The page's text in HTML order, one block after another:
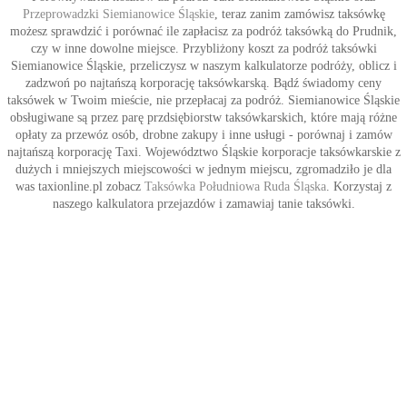
Przeprowadzki Siemianowice Śląskie, teraz zanim zamówisz taksówkę
możesz sprawdzić i porównać ile zapłacisz za podróż taksówką do Prudnik,
czy w inne dowolne miejsce. Przybliżony koszt za podróż taksówki
Siemianowice Śląskie, przeliczysz w naszym kalkulatorze podróży, oblicz i
zadzwoń po najtańszą korporację taksówkarską. Bądź świadomy ceny
taksówek w Twoim mieście, nie przepłacaj za podróż. Siemianowice Śląskie
obsługiwane są przez parę przdsiębiorstw taksówkarskich, które mają różne
opłaty za przewóz osób, drobne zakupy i inne usługi - porównaj i zamów
najtańszą korporację Taxi. Województwo Śląskie korporacje taksówkarskie z
dużych i mniejszych miejscowości w jednym miejscu, zgromadziło je dla
was taxionline.pl zobacz Taksówka Południowa Ruda Śląska. Korzystaj z
naszego kalkulatora przejazdów i zamawiaj tanie taksówki.